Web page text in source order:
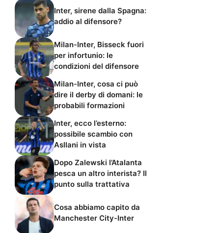
Inter, sirene dalla Spagna:
addio al difensore?
Milan-Inter, Bisseck fuori
per infortunio: le
condizioni del difensore
Milan-Inter, cosa ci può
dire il derby di domani: le
probabili formazioni
Inter, ecco l’esterno:
possibile scambio con
Asllani in vista
Dopo Zalewski l’Atalanta
pesca un altro interista? Il
punto sulla trattativa
Cosa abbiamo capito da
Manchester City-Inter